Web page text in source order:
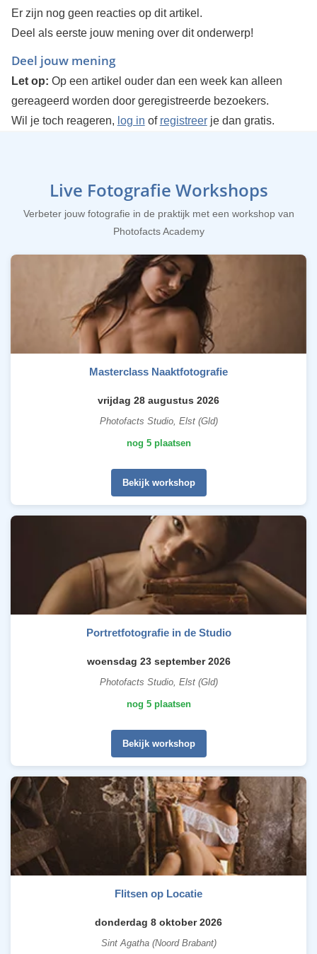
Er zijn nog geen reacties op dit artikel.
Deel als eerste jouw mening over dit onderwerp!
Deel jouw mening
Let op: Op een artikel ouder dan een week kan alleen
gereageerd worden door geregistreerde bezoekers.
Wil je toch reageren, log in of registreerje dan gratis.
Live Fotografie Workshops
Verbeter jouw fotografie in de praktijk met een workshop van
Photofacts Academy
Masterclass Naaktfotografie
vrijdag 28 augustus 2026
Photofacts Studio, Elst (Gld)
nog 5 plaatsen
Bekijk workshop
Portretfotografie in de Studio
woensdag 23 september 2026
Photofacts Studio, Elst (Gld)
nog 5 plaatsen
Bekijk workshop
Flitsen op Locatie
donderdag 8 oktober 2026
Sint Agatha (Noord Brabant)